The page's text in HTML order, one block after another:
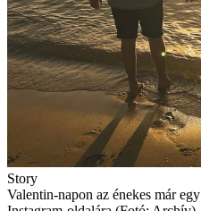
Story
Valentin-napon az énekes már